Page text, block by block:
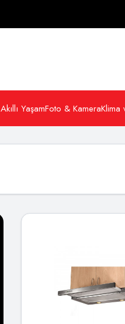
Akıllı YaşamFoto & KameraKlima